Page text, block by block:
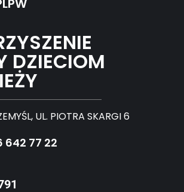
DZIECIOM
UL. PIOTRA SKARGI 6
642 77 22